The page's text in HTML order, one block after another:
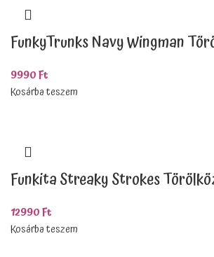
FunkyTrunks Navy Wingman
9990Ft
Kosárba teszem
Funkita Streaky Strokes
12990Ft
Kosárba teszem